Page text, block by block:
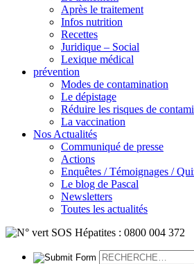
Après le traitement
Infos nutrition
Recettes
Juridique – Social
Lexique médical
prévention
Modes de contamination
Le dépistage
Réduire les risques de
La vaccination
Nos Actualités
Communiqué de presse
Actions
Enquêtes / Témoignages /
Le blog de Pascal
Newsletters
Toutes les actualités